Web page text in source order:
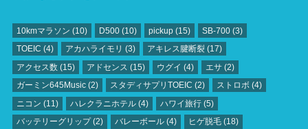
10kmマラソン (10) D500 (10) pickup (15) SB‐700 (3)
TOEIC (4) アカハライモリ (3) アキレス腱断裂 (17)
アクセス数(15) アドセンス (15) ウグイ (4) エサ (2)
ガーミン645Music(2) スタディサプリTOEIC (2) ストロボ (4)
ニコン (11) ハレクラニホテル (4) ハワイ旅行 (5)
バッテリーグリップ(2) バレーボール (4) ヒゲ脱毛 (18)